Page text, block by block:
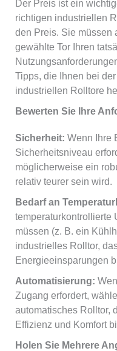
Der Preis ist ein
richtigen industriellen
den Preis. Sie müssen
gewählte Tor Ihren
Tipps, die Ihnen bei
industriellen Rolltore
Bewerten Sie Ihre
Sicherheit: Wenn Ihre
Sicherheitsniveau
möglicherweise ein
relativ teurer sein wird.
Bedarf an
temperaturkontrollierte
müssen (z. B. ein
industrielles Rolltor,
Energieeinsparungen
Automatisierung:
Zugang erfordert,
automatisches Rolltor,
Effizienz und Komfort
Holen Sie Mehrere